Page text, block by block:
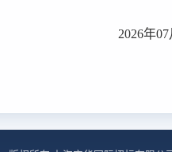
2026年07